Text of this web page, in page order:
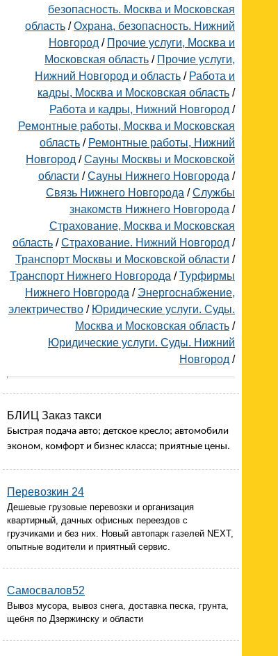
безопасность. Москва и Московская
область /Охрана, безопасность. Нижний
Новгород / Прочие услуги, Москва и
Московская область / Прочие услуги,
Нижний Новгород и область / Работа и
кадры, Москва и Московская область /
Работа и кадры, Нижний Новгород /
Ремонтные работы, Москва и Московская
область / Ремонтные работы, Нижний
Новгород /Сауны Москвы и Московской
области /Сауны Нижнего Новгорода /
Связь Нижнего Новгорода /Службы
знакомств Нижнего Новгорода /
Страхование, Москва и Московская
область /Страхование. Нижний Новгород /
Транспорт Москвы и Московской области /
Транспорт Нижнего Новгорода /Турфирмы
Нижнего Новгорода / Энергоснабжение,
электричество / Юридические услуги. Суды.
Москва и Московская область /
Юридические услуги. Суды. Нижний
Новгород /
БЛИЦ Заказ такси
Быстрая подача авто; детское кресло; автомобили
эконом, комфорт и бизнес класса; приятные цены.
Перевозкин 24
Дешевые грузовые перевозки и организация
квартирный, дачных офисных переездов с
грузчиками и без них. Новый автопарк газелей NEXT,
опытные водители и приятный сервис.
Самосвалов52
Вывоз мусора, вывоз снега, доставка песка, грунта,
щебня по Дзержинску и области